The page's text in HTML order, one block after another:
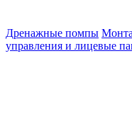
Дренажные помпы
управления и лицевые